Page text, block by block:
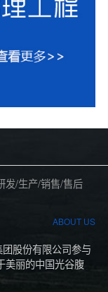
发/生产/销售/售后
ABOUT US
股份有限公司参与
美丽的中国光谷腹